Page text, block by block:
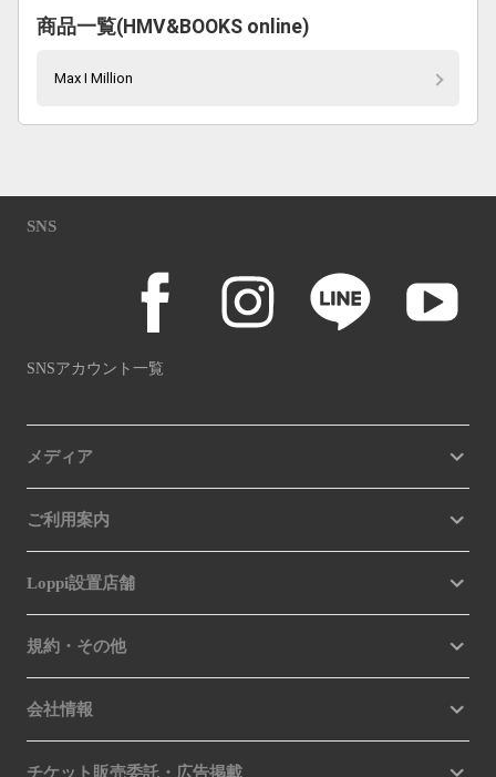
商品一覧(HMV&BOOKS online)
Max I Million
SNS
SNSアカウント一覧
メディア
ご利用案内
Loppi設置店舗
規約・その他
会社情報
チケット販売委託・広告掲載